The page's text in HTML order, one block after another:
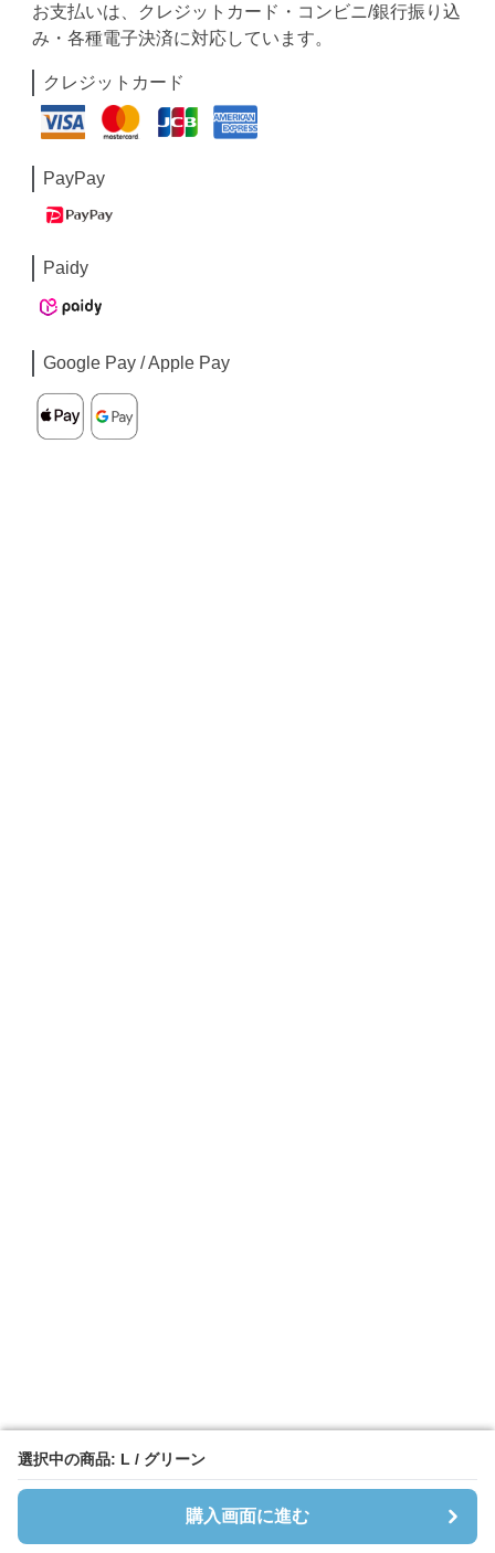
選択中の商品: L / グリーン
購入画面に進む
選択中の商品: L / グリーン
購入画面に進む
お支払いは、クレジットカード・コンビニ/銀行振り込
み・各種電子決済に対応しています。
クレジットカード
PayPay
Paidy
Google Pay / Apple Pay